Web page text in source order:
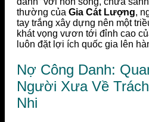
thường của Gia Cát Lượng,
tay trắng xây dựng nên một
khát vọng vươn tới đỉnh cao
luôn đặt lợi ích quốc gia lên
Nợ Công Danh:
Người Xưa Về
Nhi